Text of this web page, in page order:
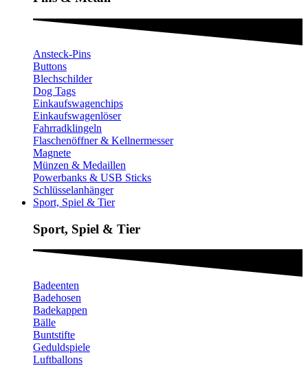
Ansteck-Pins
Buttons
Blechschilder
Dog Tags
Einkaufswagenchips
Einkaufswagenlöser
Fahrradklingeln
Flaschenöffner & Kellnermesser
Magnete
Münzen & Medaillen
Powerbanks & USB Sticks
Schlüsselanhänger
Sport, Spiel & Tier
Sport, Spiel & Tier
Badeenten
Badehosen
Badekappen
Bälle
Buntstifte
Geduldspiele
Luftballons